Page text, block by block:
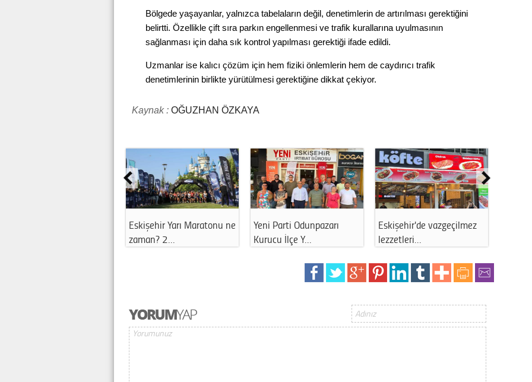
Bölgede yaşayanlar, yalnızca tabelaların değil, denetimlerin de artırılması gerektiğini
belirtti. Özellikle çift sıra parkın engellenmesi ve trafik kurallarına uyulmasının
sağlanması için daha sık kontrol yapılması gerektiği ifade edildi.
Uzmanlar ise kalıcı çözüm için hem fiziki önlemlerin hem de caydırıcı trafik
denetimlerinin birlikte yürütülmesi gerektiğine dikkat çekiyor.
Kaynak : OĞUZHAN ÖZKAYA
Eskişehir Yarı Maratonu ne
zaman? 2…
Yeni Parti Odunpazarı
Kurucu İlçe Y…
Eskişehir'de vazgeçilmez
lezzetleri…